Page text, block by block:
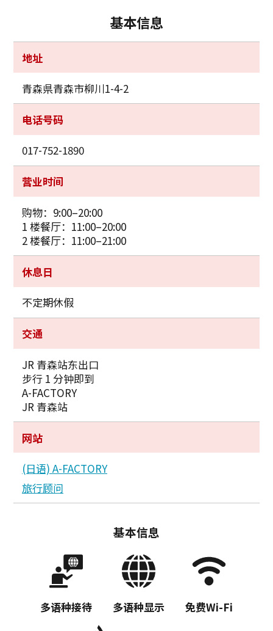
基本信息
地址
青森県青森市柳川1-4-2
电话号码
017-752-1890
营业时间
购物：9:00–20:00
1 楼餐厅：11:00–20:00
2 楼餐厅：11:00–21:00
休息日
不定期休假
交通
JR 青森站东出口
步行 1 分钟即到
A-FACTORY
JR 青森站
网站
(日语) A-FACTORY
旅行顾问
基本信息
多语种接待 多语种显示 免费Wi-Fi